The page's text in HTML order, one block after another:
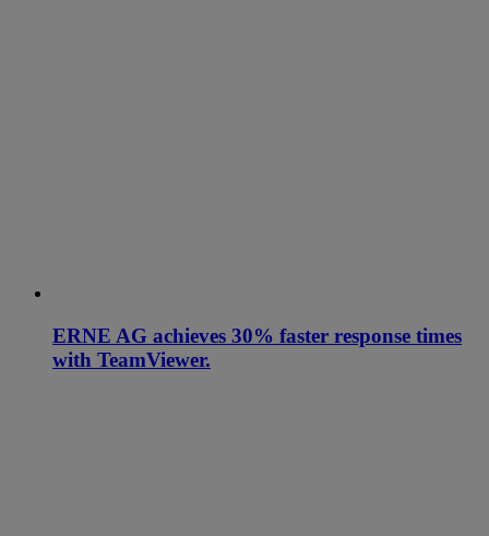
ERNE AG achieves 30% faster response times
with TeamViewer.